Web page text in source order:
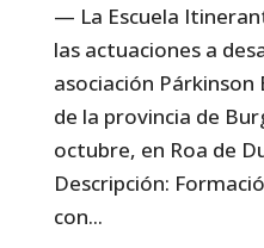
— La Escuela
las actuaciones a
asociación
de la provincia de
octubre, en Roa de
Descripción:
con...